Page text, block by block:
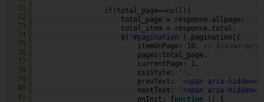
71
72
73
74
75
76
77
78
79
80
81
if (total_page==null){
total_page = response.allpage;
total_item =
$( '#pagination' ).pagination({
itemOnPage: 10,
// จำนวนรายกา
pages:total_page,
currentPage: 1,
cssStyle:
'' ,
prevText:
'<span aria-
nextText:
'<span aria-
onInit: function () {